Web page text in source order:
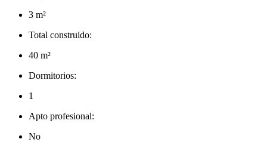
3 m²
Total construido:
40 m²
Dormitorios:
1
Apto profesional:
No